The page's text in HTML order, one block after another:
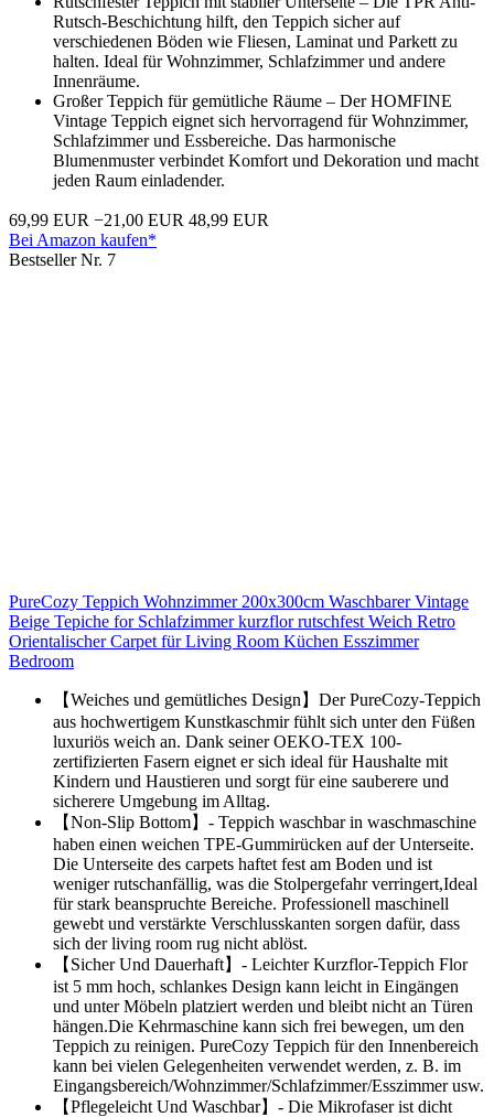
Rutsch-Beschichtung hilft, den Teppich sicher auf
verschiedenen Böden wie Fliesen, Laminat und Parkett zu
halten. Ideal für Wohnzimmer, Schlafzimmer und andere
Innenräume.
Großer Teppich für gemütliche Räume – Der HOMFINE
Vintage Teppich eignet sich hervorragend für Wohnzimmer,
Schlafzimmer und Essbereiche. Das harmonische
Blumenmuster verbindet Komfort und Dekoration und macht
jeden Raum einladender.
69,99 EUR −21,00 EUR 48,99 EUR
Bei Amazon kaufen*
Bestseller Nr. 7
PureCozy Teppich Wohnzimmer 200x300cm Waschbarer Vintage
Beige Tepiche for Schlafzimmer kurzflor rutschfest Weich Retro
Orientalischer Carpet für Living Room Küchen Esszimmer
Bedroom
【Weiches und gemütliches Design】Der PureCozy-Teppich
aus hochwertigem Kunstkaschmir fühlt sich unter den Füßen
luxuriös weich an. Dank seiner OEKO-TEX 100-
zertifizierten Fasern eignet er sich ideal für Haushalte mit
Kindern und Haustieren und sorgt für eine sauberere und
sicherere Umgebung im Alltag.
【Non-Slip Bottom】- Teppich waschbar in waschmaschine
haben einen weichen TPE-Gummirücken auf der Unterseite.
Die Unterseite des carpets haftet fest am Boden und ist
weniger rutschanfällig, was die Stolpergefahr verringert,Ideal
für stark beanspruchte Bereiche. Professionell maschinell
gewebt und verstärkte Verschlusskanten sorgen dafür, dass
sich der living room rug nicht ablöst.
【Sicher Und Dauerhaft】- Leichter Kurzflor-Teppich Flor
ist 5 mm hoch, schlankes Design kann leicht in Eingängen
und unter Möbeln platziert werden und bleibt nicht an Türen
hängen.Die Kehrmaschine kann sich frei bewegen, um den
Teppich zu reinigen. PureCozy Teppich für den Innenbereich
kann bei vielen Gelegenheiten verwendet werden, z. B. im
Eingangsbereich/Wohnzimmer/Schlafzimmer/Esszimmer usw.
【Pflegeleicht Und Waschbar】- Die Mikrofaser ist dicht